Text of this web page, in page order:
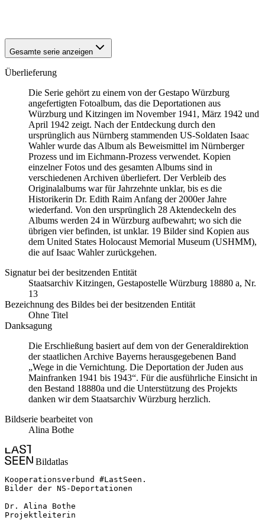
Gesamte serie anzeigen
Überlieferung
Die Serie gehört zu einem von der Gestapo Würzburg
angefertigten Fotoalbum, das die Deportationen aus
Würzburg und Kitzingen im November 1941, März 1942 und
April 1942 zeigt. Nach der Entdeckung durch den
ursprünglich aus Nürnberg stammenden US-Soldaten Isaac
Wahler wurde das Album als Beweismittel im Nürnberger
Prozess und im Eichmann-Prozess verwendet. Kopien
einzelner Fotos und des gesamten Albums sind in
verschiedenen Archiven überliefert. Der Verbleib des
Originalalbums war für Jahrzehnte unklar, bis es die
Historikerin Dr. Edith Raim Anfang der 2000er Jahre
wiederfand. Von den ursprünglich 28 Aktendeckeln des
Albums werden 24 in Würzburg aufbewahrt; wo sich die
übrigen vier befinden, ist unklar. 19 Bilder sind Kopien aus
dem United States Holocaust Memorial Museum (USHMM),
die auf Isaac Wahler zurückgehen.
Signatur bei der besitzenden Entität
Staats­ar­chiv Kit­zin­gen, Ge­sta­po­stel­le Würz­burg 18880 a, Nr.
13
Bezeichnung des Bildes bei der besitzenden Entität
Ohne Titel
Danksagung
Die Erschließung basiert auf dem von der Generaldirektion
der staatlichen Archive Bayerns herausgegebenen Band
„Wege in die Vernichtung. Die Deportation der Juden aus
Mainfranken 1941 bis 1943“. Für die ausführliche Einsicht in
den Bestand 18880a und die Unterstützung des Projekts
danken wir dem Staatsarchiv Würzburg herzlich.
Bildserie bearbeitet von
Alina Bothe
Bildatlas
Kooperationsverbund #LastSeen.
Bilder der NS-Deportationen
Dr. Alina Bothe
Projektleiterin